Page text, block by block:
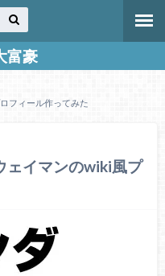
富豪
フィール作ってみた
ェイマンのwiki風プ